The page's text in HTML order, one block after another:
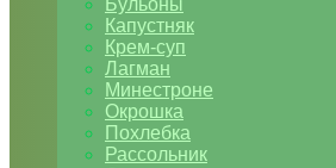
Бульоны
Капустняк
Крем-суп
Лагман
Минестроне
Окрошка
Похлебка
Рассольник